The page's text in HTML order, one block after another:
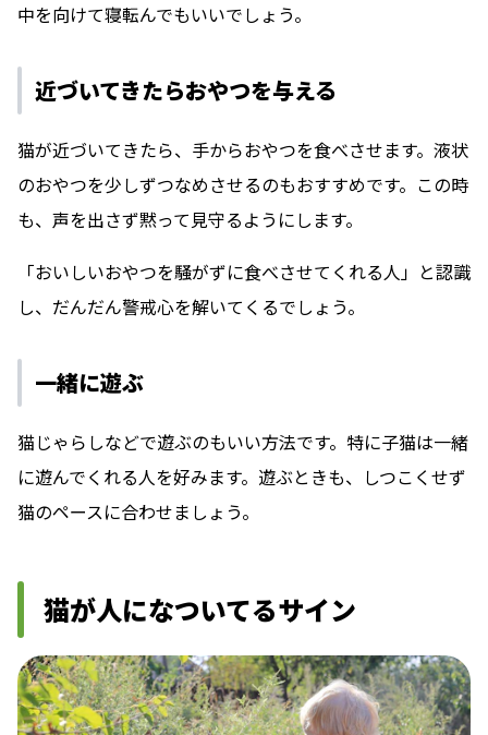
中を向けて寝転んでもいいでしょう。
近づいてきたらおやつを与える
猫が近づいてきたら、手からおやつを食べさせます。液状
のおやつを少しずつなめさせるのもおすすめです。この時
も、声を出さず黙って見守るようにします。
「おいしいおやつを騒がずに食べさせてくれる人」と認識
し、だんだん警戒心を解いてくるでしょう。
一緒に遊ぶ
猫じゃらしなどで遊ぶのもいい方法です。特に子猫は一緒
に遊んでくれる人を好みます。遊ぶときも、しつこくせず
猫のペースに合わせましょう。
猫が人になついてるサイン